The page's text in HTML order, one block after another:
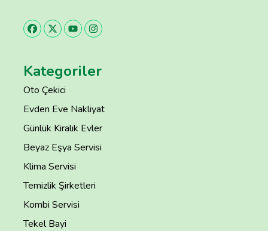
Kategoriler
Oto Çekici
Evden Eve Nakliyat
Günlük Kiralık Evler
Beyaz Eşya Servisi
Klima Servisi
Temizlik Şirketleri
Kombi Servisi
Tekel Bayi